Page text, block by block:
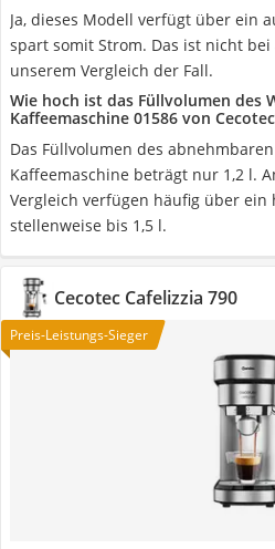
Ja, dieses Modell verfügt über ein
spart somit Strom. Das ist nicht
unserem Vergleich der Fall.
Wie hoch ist das Füllvolumen des
Kaffeemaschine 01586 von
Das Füllvolumen des
Kaffeemaschine beträgt nur 1,2 l.
Vergleich verfügen häufig über ein
stellenweise bis 1,5 l.
Cecotec Cafelizzia 790
Preis-Leistungs-Sieger